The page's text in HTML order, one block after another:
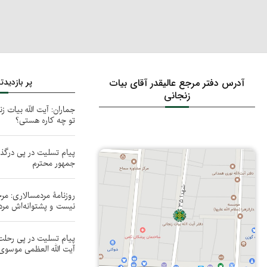
آدرس دفتر مرجع عالیقدر آقای بیات
زنجانی
پر
جماران: آیت الله بیات
تو چه کاره هستی؟
پیام تسلیت در پی
جمهور محترم
روزنامۀ مردمسالاری:
نيست و پشتوانه‌اش
پیام تسلیت در پی
آیت الله العظمی